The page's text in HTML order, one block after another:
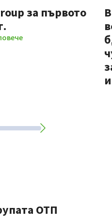
за първото
ОТП